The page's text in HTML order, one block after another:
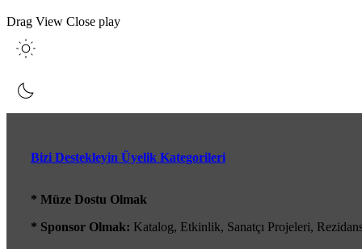
Drag View Close play
Bizi Destekleyin Üyelik Kategorileri
* Müze Dostu Olmak
* Sponsor Olmak: Katalog, Etkinlik, Sanatçı Projeleri,